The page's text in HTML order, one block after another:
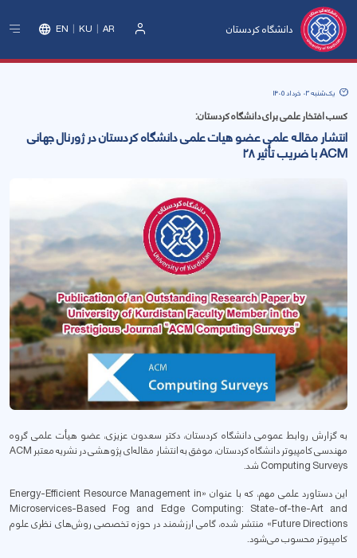
دانشگاه کردستان EN KU AR
یک‌شنبه 03 خرداد 1405
کسب افتخار علمی برای دانشگاه کردستان:
انتشار مقاله علمی عضو هیات علمی دانشگاە کردستان در ژورنال جهانی
ACM با ضریب تأثیر ۲۸
به گزارش روابط عمومی دانشگاه کردستان، دکتر سعدون عزیزی، عضو هیأت علمی گروه
مهندسی کامپیوتر دانشگاە کردستان، موفق به انتشار مقاله‌ای پژوهشی در نشریه معتبر ACM
Computing Surveys شد.
این دستاورد علمی مهم، که با عنوان «Energy-Efficient Resource Management in
Microservices-Based Fog and Edge Computing: State-of-the-Art and
Future Directions» منتشر شده، گامی ارزشمند در حوزه تخصصی روش‌های نظری علوم
کامپیوتر محسوب می‌شود.